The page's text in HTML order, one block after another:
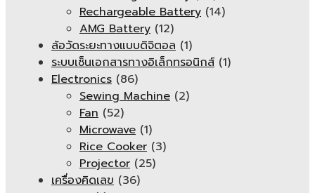
Rechargeable Battery (14)
AMG Battery (12)
ล้อวัดระยะทางแบบดิจิตอล (1)
ระบบเซ็นเอกสารทางอิเล็กทรอนิกส์ (1)
Electronics (86)
Sewing Machine (2)
Fan (52)
Microwave (1)
Rice Cooker (3)
Projector (25)
เครื่องคิดเลข (36)